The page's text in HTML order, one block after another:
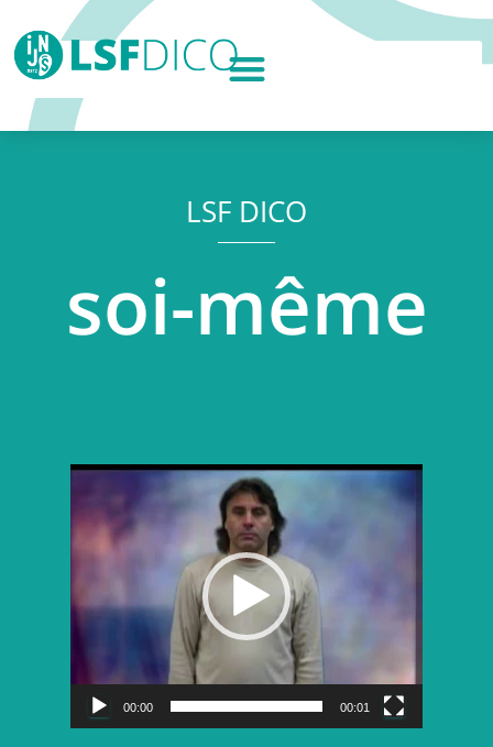
LSF DICO
soi-même
Lecteur
vidéo
00:00 00:01